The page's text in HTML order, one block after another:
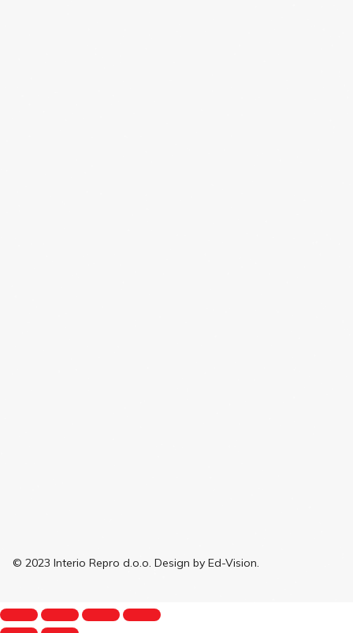
© 2023 Interio Repro d.o.o. Design by Ed-Vision.